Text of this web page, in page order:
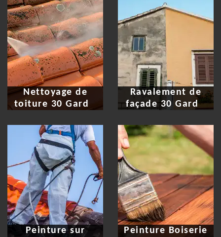
Nettoyage de
toiture 30 Gard
Ravalement de
façade 30 Gard
Peinture sur
Peinture Boiserie